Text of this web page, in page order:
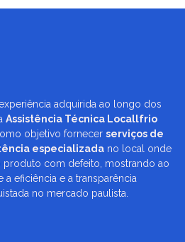
adquirida ao longo dos
Assistência Técnica Locallfrio
objetivo fornecer serviços de
especializada no local onde
produto com defeito, mostrando ao
a eficiência e a transparência
no mercado paulista.